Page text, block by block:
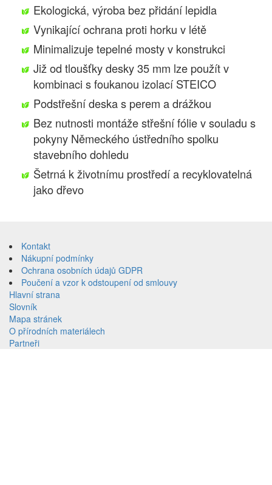
Ekologická, výroba bez přidání lepidla
Vynikající ochrana proti horku v létě
Minimalizuje tepelné mosty v konstrukci
Již od tloušťky desky 35 mm lze použít v
kombinaci s foukanou izolací STEICO
Podstřešní deska s perem a drážkou
Bez nutnosti montáže střešní fólie v souladu s
pokyny Německého ústředního spolku
stavebního dohledu
Šetrná k životnímu prostředí a recyklovatelná
jako dřevo
obsahKontakt
Nákupní podmínky
Ochrana osobních údajů GDPR
Poučení a vzor k odstoupení od smlouvy
Hlavní strana
Slovník
Mapa stránek
O přírodních materiálech
Partneři